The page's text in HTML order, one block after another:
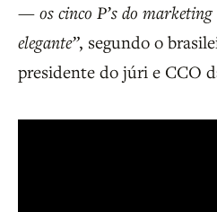
— os cinco P’s do
elegante”, segundo o
presidente do júri e CCO